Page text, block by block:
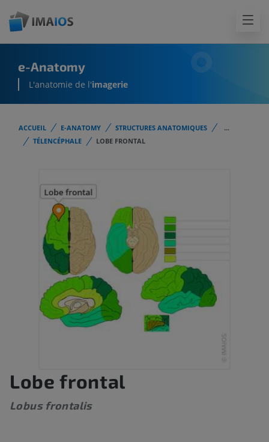
e-Anatomy
L'anatomie de l'imagerie
ACCUEIL E-ANATOMY STRUCTURES ANATOMIQUES
...
TÉLENCÉPHALE
LOBE FRONTAL
Lobe frontal
Lobus frontalis